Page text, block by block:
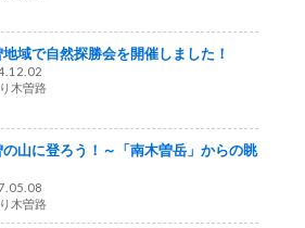
域で自然探勝会を開催しました！
木曽路
の山に登ろう！～「南木曽岳」からの眺
木曽路